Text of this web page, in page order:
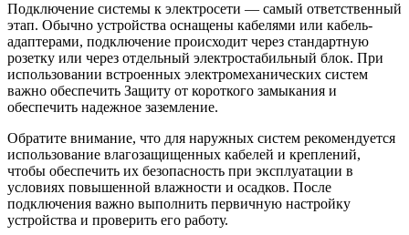
Подключение системы к электросети — самый ответственный
этап. Обычно устройства оснащены кабелями или кабель-
адаптерами, подключение происходит через стандартную
розетку или через отдельный электростабильный блок. При
использовании встроенных электромеханических систем
важно обеспечить Защиту от короткого замыкания и
обеспечить надежное заземление.
Обратите внимание, что для наружных систем рекомендуется
использование влагозащищенных кабелей и креплений,
чтобы обеспечить их безопасность при эксплуатации в
условиях повышенной влажности и осадков. После
подключения важно выполнить первичную настройку
устройства и проверить его работу.